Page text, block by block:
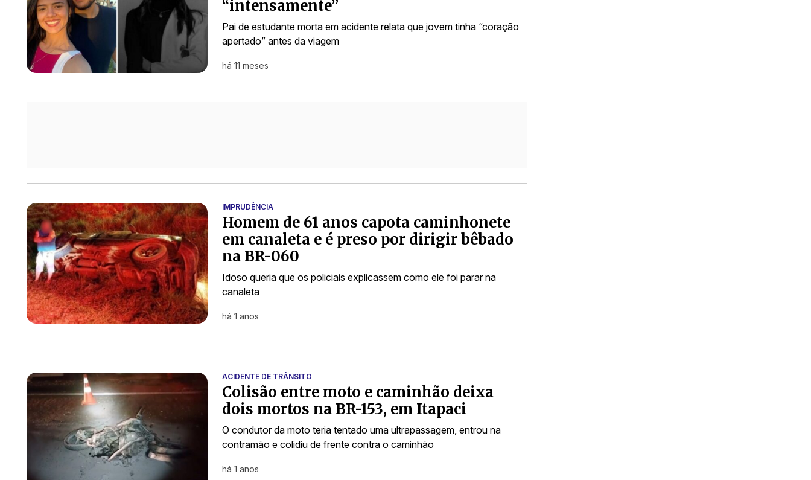
“intensamente”
Pai de estudante morta em acidente relata que jovem tinha “coração
apertado” antes da viagem
há 11 meses
IMPRUDÊNCIA
Homem de 61 anos capota caminhonete
em canaleta e é preso por dirigir bêbado
na BR-060
Idoso queria que os policiais explicassem como ele foi parar na
canaleta
há 1 anos
ACIDENTE DE TRÂNSITO
Colisão entre moto e caminhão deixa
dois mortos na BR-153, em Itapaci
O condutor da moto teria tentado uma ultrapassagem, entrou na
contramão e colidiu de frente contra o caminhão
há 1 anos